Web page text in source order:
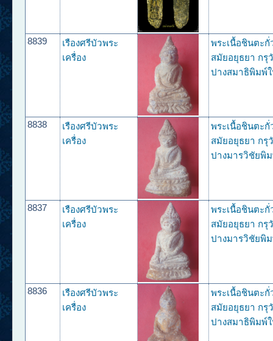
8839
เรืองศรีบัวพระ
เครื่อง
พระเนื้อชินตะ
สมัยอยุธยา กรุ
ปางสมาธิพิมพ์
8838
เรืองศรีบัวพระ
เครื่อง
พระเนื้อชินตะ
สมัยอยุธยา กรุ
ปางมารวิชัยพิ
8837
เรืองศรีบัวพระ
เครื่อง
พระเนื้อชินตะ
สมัยอยุธยา กรุ
ปางมารวิชัยพิ
8836
เรืองศรีบัวพระ
เครื่อง
พระเนื้อชินตะ
สมัยอยุธยา กรุ
ปางสมาธิพิมพ์